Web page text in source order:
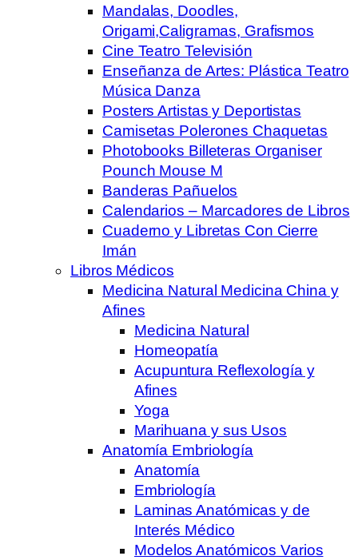
Mandalas, Doodles,
Origami,Caligramas, Grafismos
Cine Teatro Televisión
Enseñanza de Artes: Plástica Teatro
Música Danza
Posters Artistas y Deportistas
Camisetas Polerones Chaquetas
Photobooks Billeteras Organiser
Pounch Mouse M
Banderas Pañuelos
Calendarios – Marcadores de Libros
Cuaderno y Libretas Con Cierre
Imán
Libros Médicos
Medicina Natural Medicina China y
Afines
Medicina Natural
Homeopatía
Acupuntura Reflexología y
Afines
Yoga
Marihuana y sus Usos
Anatomía Embriología
Anatomía
Embriología
Laminas Anatómicas y de
Interés Médico
Modelos Anatómicos Varios